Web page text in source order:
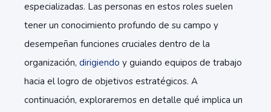
especializadas. Las personas en estos roles suelen
tener un conocimiento profundo de su campo y
desempeñan funciones cruciales dentro de la
organización, dirigiendo y guiando equipos de trabajo
hacia el logro de objetivos estratégicos. A
continuación, exploraremos en detalle qué implica un